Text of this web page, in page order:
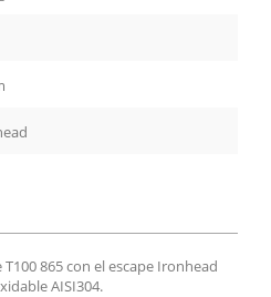
865 con el escape Ironhead
AISI304.